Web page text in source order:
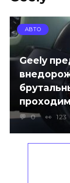
АВТО
Geely
0 123